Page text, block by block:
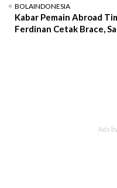
BOLAINDONESIA
Kabar Pemain Abroad
Ferdinan Cetak Brace,